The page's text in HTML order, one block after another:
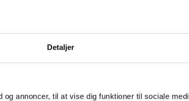
Detaljer
annoncer, til at vise dig funktioner til sociale
Læser Politik og
Læs, hvilke
med videre at gå
økonomi, både